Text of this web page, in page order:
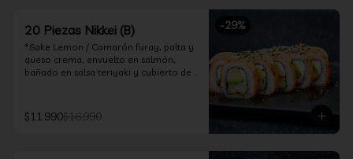
-29%
20 Piezas Nikkei (B)
*Sake Lemon / Camarón furay, palta y
queso crema, envuelto en salmón,
bañado en salsa teriyaki y cubierto de
*Shrimp Fire Rolls /Palta y camarón
furay, envuelto en queso crema
$11.990$16.990